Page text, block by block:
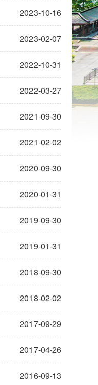
2023-10-16
2023-02-07
2022-10-31
2022-03-27
2021-09-30
2021-02-02
2020-09-30
2020-01-31
2019-09-30
2019-01-31
2018-09-30
2018-02-02
2017-09-29
2017-04-26
2016-09-13